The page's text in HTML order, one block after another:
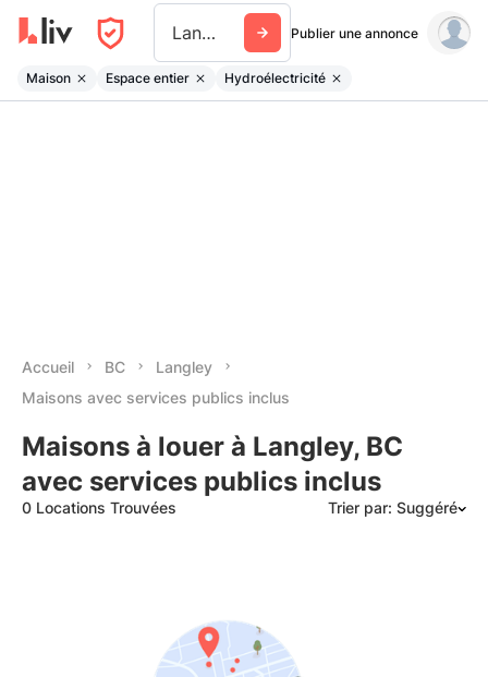
Langley Publier une annonce
Maison Espace entier Hydroélectricité
Accueil BC
Langley
Maisons avec services publics inclus
Maisons à louer à Langley, BC
avec services publics inclus
0 Locations Trouvées Trier par: Suggéré
Date: les plus anciens d’abord